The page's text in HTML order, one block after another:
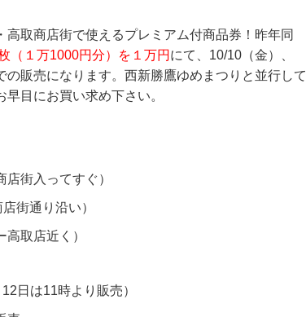
取商店街で使えるプレミアム付商品券！昨年同
（１万1000円分）を１万円 にて、10/10（金）、
販売になります。西新勝鷹ゆめまつりと並行して
目にお買い求め下さい。
街入ってすぐ）
街通り沿い）
取店近く）
日は11時より販売）